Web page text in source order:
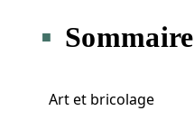
Sommaire
Art et bricolage